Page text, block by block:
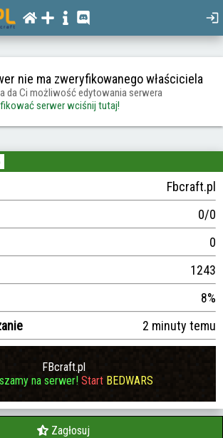
nie ma zweryfikowanego właściciela
da Ci możliwość edytowania serwera
serwer wciśnij tutaj!
Fbcraft.pl
0/0
0
1243
8%
2 minuty temu
FBcraft.pl
na serwer! Start BEDWARS
Zagłosuj